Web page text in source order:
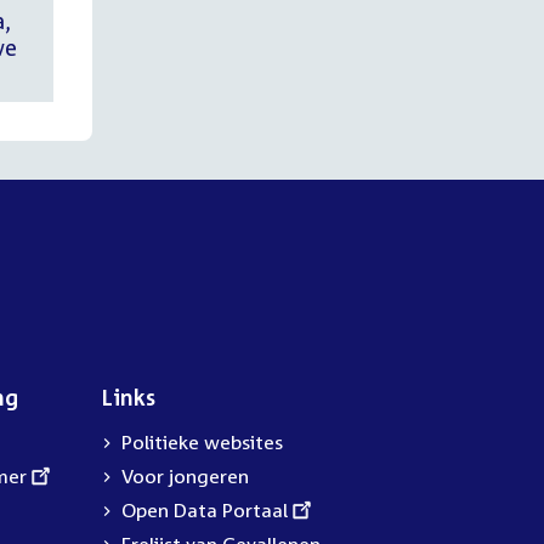
Links
Politieke websites
Voor jongeren
External
link:
Open Data Portaal